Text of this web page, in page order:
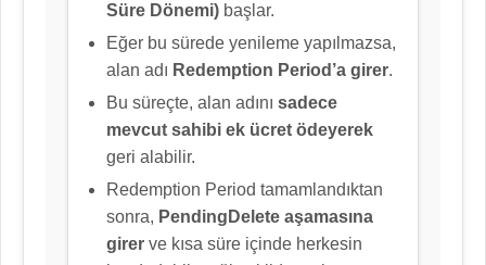
Süre Dönemi) başlar.
Eğer bu sürede yenileme yapılmazsa,
alan adı Redemption Period’a girer.
Bu süreçte, alan adını sadece
mevcut sahibi ek ücret ödeyerek
geri alabilir.
Redemption Period tamamlandıktan
sonra, PendingDelete aşamasına
girer ve kısa süre içinde herkesin